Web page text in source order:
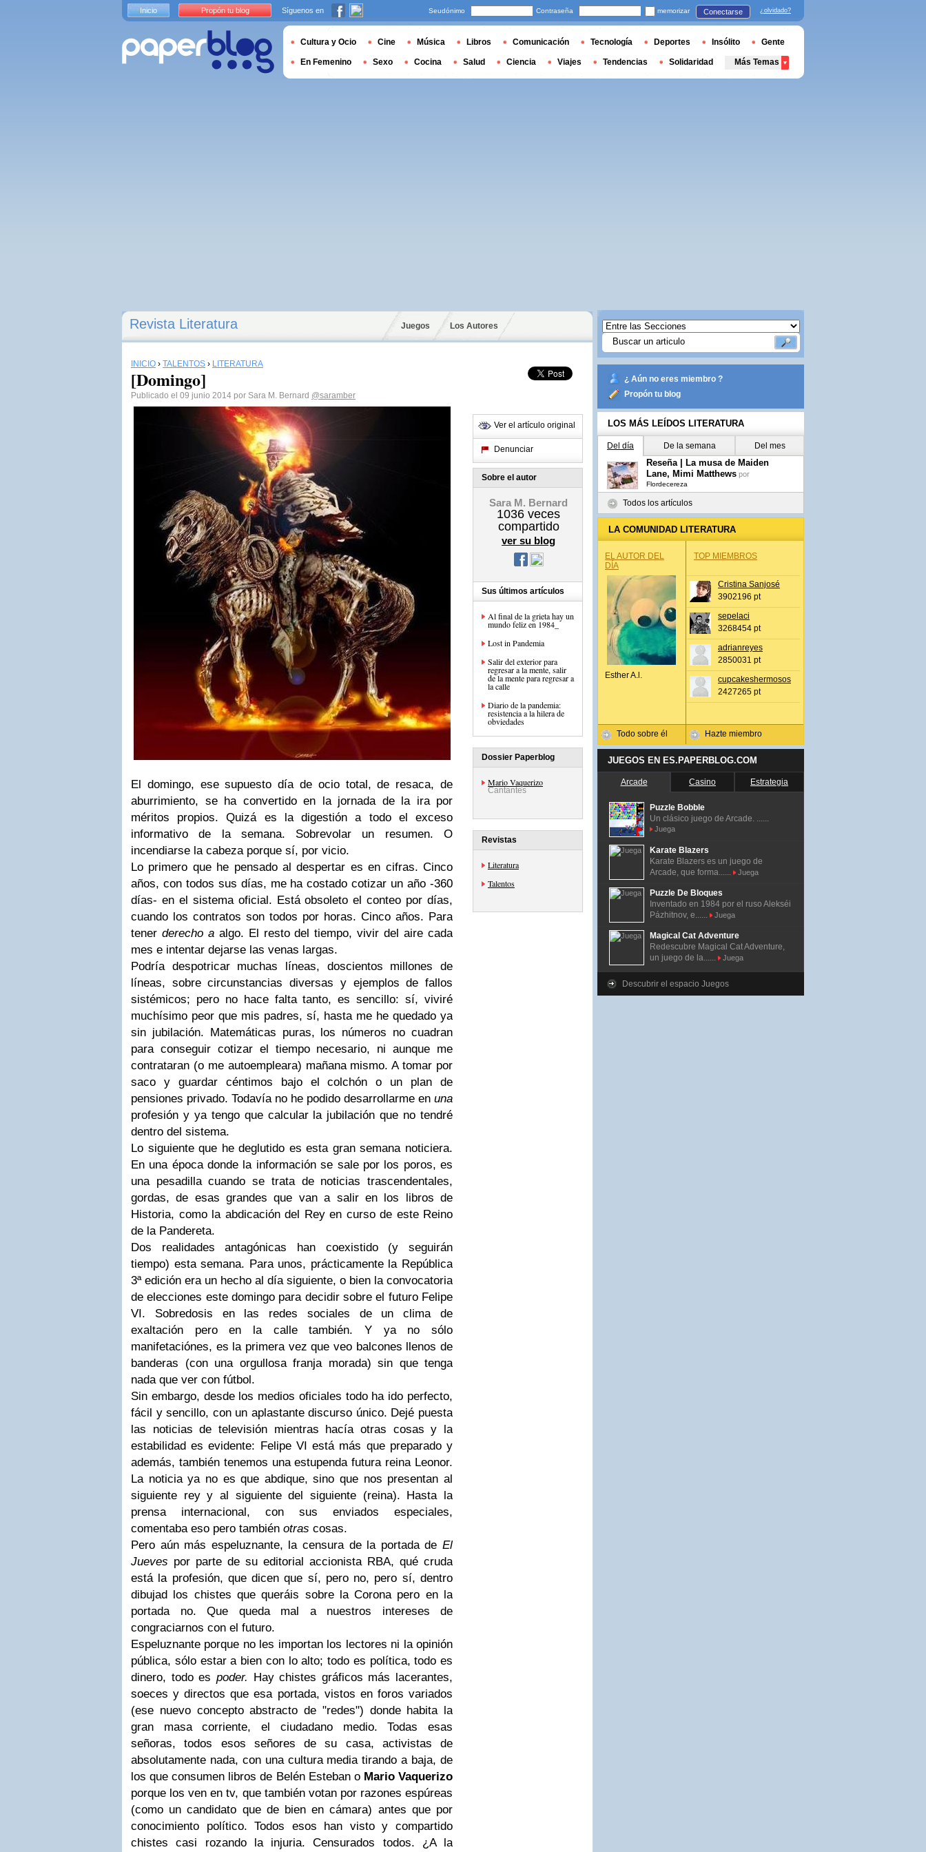
Revista Literatura Juegos Los Autores
INICIO › TALENTOS › LITERATURA
[Domingo]
Publicado el 09 junio 2014 por Sara M. Bernard @saramber
El domingo, ese supuesto día de ocio total, de resaca, de
aburrimiento, se ha convertido en la jornada de la ira por
méritos propios. Quizá es la digestión a todo el exceso
informativo de la semana. Sobrevolar un resumen. O
incendiarse la cabeza porque sí, por vicio.
Lo primero que he pensado al despertar es en cifras. Cinco
años, con todos sus días, me ha costado cotizar un año -360
días- en el sistema oficial. Está obsoleto el conteo por días,
cuando los contratos son todos por horas. Cinco años. Para
tener derecho a algo. El resto del tiempo, vivir del aire cada
mes e intentar dejarse las venas largas.
Podría despotricar muchas líneas, doscientos millones de
líneas, sobre circunstancias diversas y ejemplos de fallos
sistémicos; pero no hace falta tanto, es sencillo: sí, viviré
muchísimo peor que mis padres, sí, hasta me he quedado ya
sin jubilación. Matemáticas puras, los números no cuadran
para conseguir cotizar el tiempo necesario, ni aunque me
contrataran (o me autoempleara) mañana mismo. A tomar por
saco y guardar céntimos bajo el colchón o un plan de
pensiones privado. Todavía no he podido desarrollarme en una
profesión y ya tengo que calcular la jubilación que no tendré
dentro del sistema.
Lo siguiente que he deglutido es esta gran semana noticiera.
En una época donde la información se sale por los poros, es
una pesadilla cuando se trata de noticias trascendentales,
gordas, de esas grandes que van a salir en los libros de
Historia, como la abdicación del Rey en curso de este Reino
de la Pandereta.
Dos realidades antagónicas han coexistido (y seguirán
tiempo) esta semana. Para unos, prácticamente la República
3ª edición era un hecho al día siguiente, o bien la convocatoria
de elecciones este domingo para decidir sobre el futuro Felipe
VI. Sobredosis en las redes sociales de un clima de
exaltación pero en la calle también. Y ya no sólo
manifetaciónes, es la primera vez que veo balcones llenos de
banderas (con una orgullosa franja morada) sin que tenga
nada que ver con fútbol.
Sin embargo, desde los medios oficiales todo ha ido perfecto,
fácil y sencillo, con un aplastante discurso único. Dejé puesta
las noticias de televisión mientras hacía otras cosas y la
estabilidad es evidente: Felipe VI está más que preparado y
además, también tenemos una estupenda futura reina Leonor.
La noticia ya no es que abdique, sino que nos presentan al
siguiente rey y al siguiente del siguiente (reina). Hasta la
prensa internacional, con sus enviados especiales,
comentaba eso pero también otras cosas.
Pero aún más espeluznante, la censura de la portada de El
Jueves por parte de su editorial accionista RBA, qué cruda
está la profesión, que dicen que sí, pero no, pero sí, dentro
dibujad los chistes que queráis sobre la Corona pero en la
portada no. Que queda mal a nuestros intereses de
congraciarnos con el futuro.
Espeluznante porque no les importan los lectores ni la opinión
pública, sólo estar a bien con lo alto; todo es política, todo es
dinero, todo es poder. Hay chistes gráficos más lacerantes,
soeces y directos que esa portada, vistos en foros variados
(ese nuevo concepto abstracto de "redes") donde habita la
gran masa corriente, el ciudadano medio. Todas esas
señoras, todos esos señores de su casa, activistas de
absolutamente nada, con una cultura media tirando a baja, de
los que consumen libros de Belén Esteban o Mario Vaquerizo
porque los ven en tv, que también votan por razones espúreas
(como un candidato que de bien en cámara) antes que por
conocimiento político. Todos esos han visto y compartido
chistes casi rozando la injuria. Censurados todos. ¿A la
Ver el artículo original
Denunciar
Sobre el autor
Sara M. Bernard
1036 veces
compartido
ver su blog
Sus últimos artículos
Al final de la grieta hay un
mundo feliz en 1984_
Lost in Pandemia
Salir del exterior para
regresar a la mente, salir
de la mente para regresar a
la calle
Diario de la pandemia:
resistencia a la hilera de
obviedades
Dossier Paperblog
Mario Vaquerizo
Cantantes
Revistas
Literatura
Talentos
¿ Aún no eres miembro ?
Propón tu blog
LOS MÁS LEÍDOS LITERATURA
Del día De la semana Del mes
Reseña | La musa de Maiden
Lane, Mimi Matthews por
Flordecereza
Todos los artículos
LA COMUNIDAD LITERATURA
EL AUTOR DEL
DÍA
Esther A.l.
Todo sobre él
TOP MIEMBROS
Cristina Sanjosé
3902196 pt
sepelaci
3268454 pt
adrianreyes
2850031 pt
cupcakeshermosos
2427265 pt
Hazte miembro
JUEGOS EN ES.PAPERBLOG.COM
Arcade Casino Estrategia
Puzzle Bobble
Un clásico juego de Arcade. ......
Juega
Karate Blazers
Karate Blazers es un juego de
Arcade, que forma......
Juega
Puzzle De Bloques
Inventado en 1984 por el ruso Alekséi
Pázhitnov, e......
Juega
Magical Cat Adventure
Redescubre Magical Cat Adventure,
un juego de la......
Juega
Descubrir el espacio Juegos
Inicio Propón tu blog Síguenos en Seudónimo Contraseña memorizar Conectarse ¿olvidado?
Cultura y Ocio Cine Música Libros Comunicación Tecnología Deportes Insólito Gente
En Femenino Sexo Cocina Salud Ciencia Viajes Tendencias Solidaridad Más Temas